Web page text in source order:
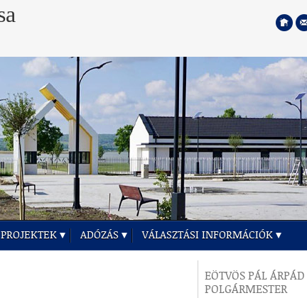
PROJEKTEK ADÓZÁS VÁLASZTÁSI INFORMÁCIÓK
EÖTVÖS PÁL ÁRPÁD
POLGÁRMESTER